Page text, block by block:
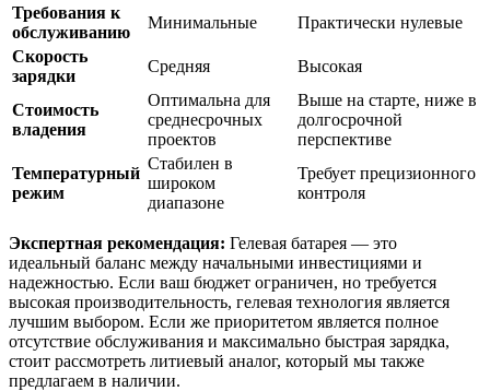
Требования к
обслуживанию
Минимальные
Практически нулевые
Скорость
зарядки
Средняя Высокая
Стоимость
владения
Оптимальна для
среднесрочных
проектов
Выше на старте, ниже в
долгосрочной
перспективе
Температурный
режим
Стабилен в
широком
диапазоне
Требует прецизионного
контроля
Экспертная рекомендация: Гелевая батарея — это
идеальный баланс между начальными инвестициями и
надежностью. Если ваш бюджет ограничен, но требуется
высокая производительность, гелевая технология является
лучшим выбором. Если же приоритетом является полное
отсутствие обслуживания и максимально быстрая зарядка,
стоит рассмотреть литиевый аналог, который мы также
предлагаем в наличии.